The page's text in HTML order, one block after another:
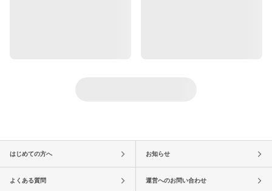
はじめての方へ お知らせ
よくある質問 運営へのお問い合わせ